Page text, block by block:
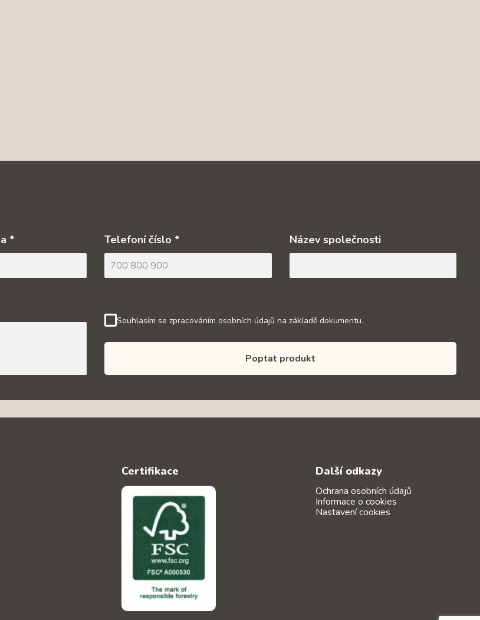
* Telefoní číslo * Název společnosti
Souhlasím se zpracováním osobních údajů na základě dokumentu.
Poptat produkt
Certifikace Další odkazy
Ochrana osobních údajů
Informace o cookies
Nastavení cookies